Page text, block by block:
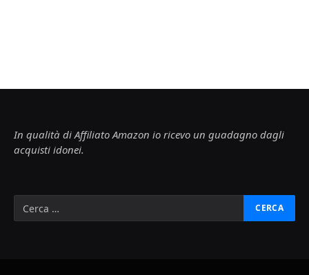
In qualità di Affiliato Amazon io ricevo un guadagno dagli
acquisti idonei.